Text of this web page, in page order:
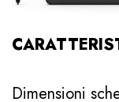
Dimensioni